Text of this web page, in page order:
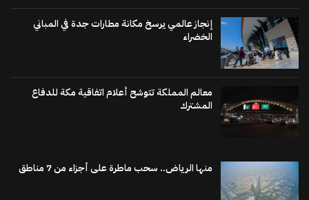
إنجاز عالمي يرسخ مكانة مطارات جدة في المباني
الخضراء
معالم المملكة تتوشح أعلام اتفاقية مكة للدفاع
المشترك
منها الرياض.. سحب ماطرة على أجزاء من 7 مناطق